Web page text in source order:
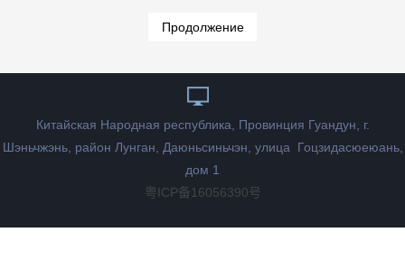
Продолжение
Китайская Народная республика, Провинция Гуандун, г.
Шэньчжэнь, район Лунган, Даюньсиньчэн, улица Гоцзидасюеюань,
дом 1
粤ICP备16056390号